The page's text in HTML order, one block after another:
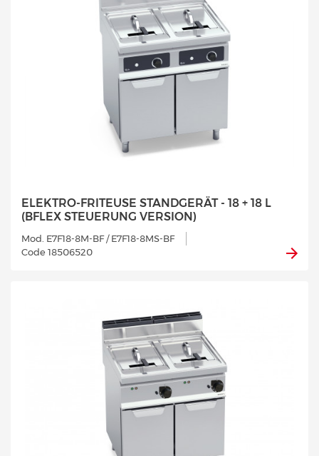
ELEKTRO-FRITEUSE STANDGERÄT - 18 + 18 L
(BFLEX STEUERUNG VERSION)
Mod. E7F18-8M-BF / E7F18-8MS-BF
Code 18506520